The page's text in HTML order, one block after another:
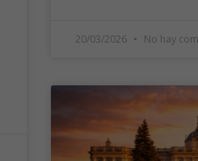
20/03/2026 No hay